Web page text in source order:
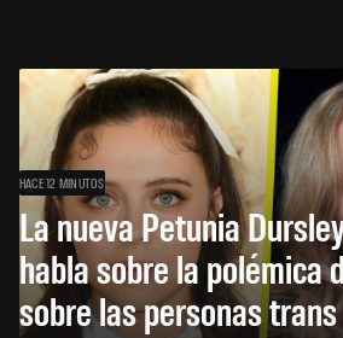
HACE 12 MINUTOS
La nueva Petunia
habla sobre la polémica
sobre las personas trans